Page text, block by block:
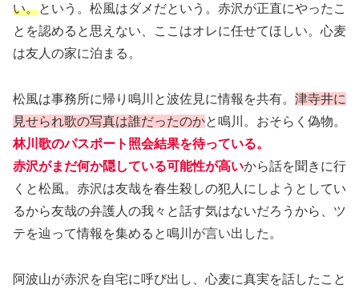
い。という。松風はダメだという。赤沢が正直にやったこ
とを認めると思えない、ここはオレに任せてほしい。心麦
は友人の家に泊まる。
松風は事務所に帰り鳴川と波佐見に情報を共有。 津寺井に
見せられ歌の写真は誰だったのかと鳴川。おそらく偽物。
林川歌のパスポート照会結果を待っている。
赤沢がまだ何か隠している可能性が高いから話を聞きに行
くと松風。赤沢は友哉を春生殺しの犯人にしようとしてい
るから友哉の弁護人の我々と話す気はないだろうから、ツ
テを辿って情報を集めると鳴川が言い出した。
阿波山が赤沢を自宅に呼び出し、心麦に真実を話したこと